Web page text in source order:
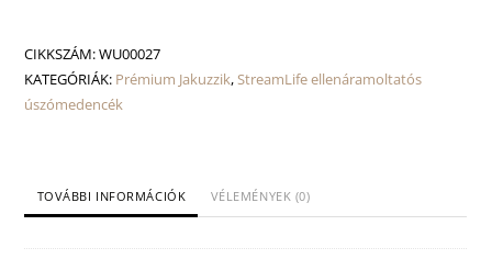
mennyiség
CIKKSZÁM:WU00027
KATEGÓRIÁK: Prémium Jakuzzik,StreamLife ellenáramoltatós
úszómedencék
TOVÁBBI INFORMÁCIÓK VÉLEMÉNYEK (0)